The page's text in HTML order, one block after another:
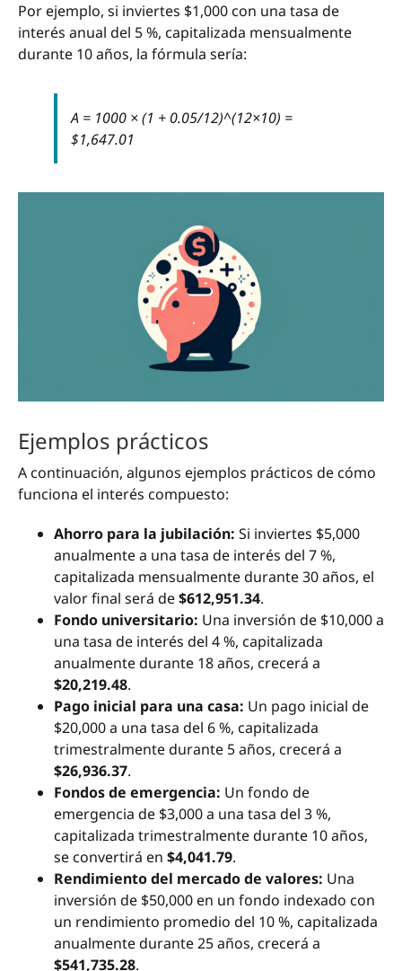
Por ejemplo, si inviertes $1,000 con una tasa de
interés anual del 5 %, capitalizada mensualmente
durante 10 años, la fórmula sería:
A = 1000 × (1 + 0.05/12)^(12×10) =
$1,647.01
Ejemplos prácticos
A continuación, algunos ejemplos prácticos de cómo
funciona el interés compuesto:
Ahorro para la jubilación: Si inviertes $5,000
anualmente a una tasa de interés del 7 %,
capitalizada mensualmente durante 30 años, el
valor final será de$612,951.34.
Fondo universitario: Una inversión de $10,000 a
una tasa de interés del 4 %, capitalizada
anualmente durante 18 años, crecerá a
$20,219.48.
Pago inicial para una casa: Un pago inicial de
$20,000 a una tasa del 6 %, capitalizada
trimestralmente durante 5 años, crecerá a
$26,936.37.
Fondos de emergencia: Un fondo de
emergencia de $3,000 a una tasa del 3 %,
capitalizada trimestralmente durante 10 años,
se convertirá en $4,041.79.
Rendimiento del mercado de valores: Una
inversión de $50,000 en un fondo indexado con
un rendimiento promedio del 10 %, capitalizada
anualmente durante 25 años, crecerá a
$541,735.28.